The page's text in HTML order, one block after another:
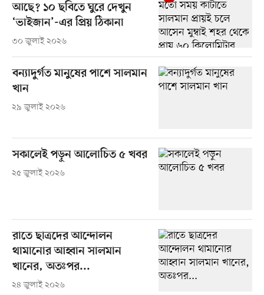
আছে? ১০ ছবিতে ঘুরে দেখুন
‘ভাইজান’-এর প্রিয় ঠিকানা
৩০ জুলাই ২০২৬
বন্যাদুর্গত মানুষের পাশে সালমান
খান
২৯ জুলাই ২০২৬
সকালেই পড়ুন আলোচিত ৫ খবর
২৫ জুলাই ২০২৬
রাতে ছাত্রদের আন্দোলন
থামানোর আহ্বান সালমান
খানের, অতঃপর...
২৪ জুলাই ২০২৬